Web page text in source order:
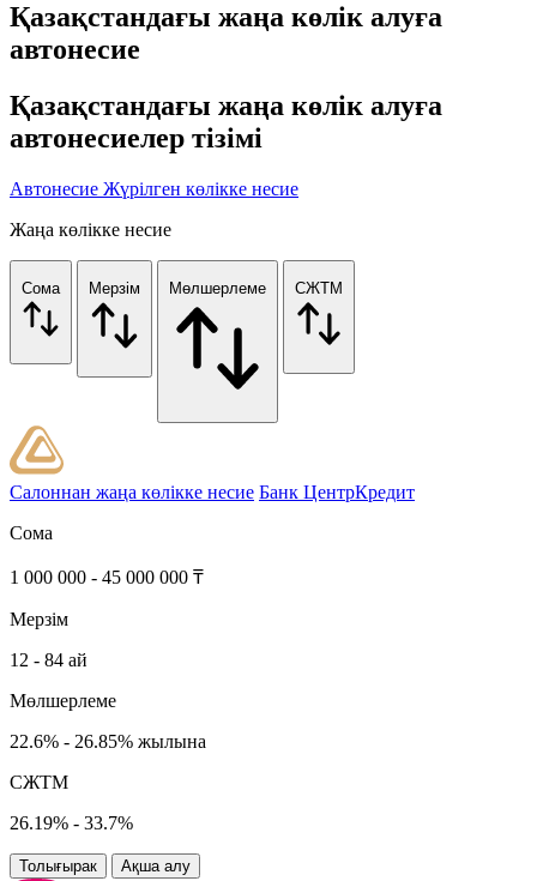
Қазақстандағы жаңа көлік алуға
автонесие
Қазақстандағы жаңа көлік алуға
автонесиелер тізімі
Автонесие Жүрілген көлікке несие
Жаңа көлікке несие
Сома Мерзім Мөлшерлеме СЖТМ
Салоннан жаңа көлікке несие Банк ЦентрКредит
Сома
1 000 000 - 45 000 000 ₸
Мерзім
12 - 84 ай
Мөлшерлеме
22.6% - 26.85% жылына
СЖТМ
26.19% - 33.7%
Толығырак Ақша алу